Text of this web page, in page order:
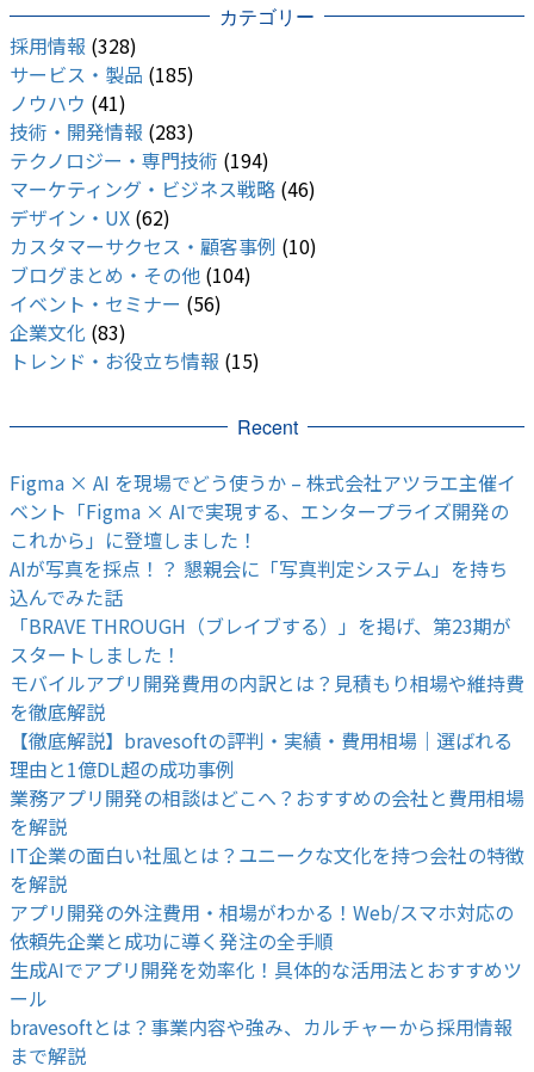
カテゴリー
採用情報 (328)
サービス・製品 (185)
ノウハウ (41)
技術・開発情報 (283)
テクノロジー・専門技術 (194)
マーケティング・ビジネス戦略 (46)
デザイン・UX (62)
カスタマーサクセス・顧客事例 (10)
ブログまとめ・その他 (104)
イベント・セミナー (56)
企業文化 (83)
トレンド・お役立ち情報 (15)
Recent
Figma × AI を現場でどう使うか – 株式会社アツラエ主催イ
ベント「Figma × AIで実現する、エンタープライズ開発の
これから」に登壇しました！
AIが写真を採点！？ 懇親会に「写真判定システム」を持ち
込んでみた話
「BRAVE THROUGH（ブレイブする）」を掲げ、第23期が
スタートしました！
モバイルアプリ開発費用の内訳とは？見積もり相場や維持費
を徹底解説
【徹底解説】bravesoftの評判・実績・費用相場｜選ばれる
理由と1億DL超の成功事例
業務アプリ開発の相談はどこへ？おすすめの会社と費用相場
を解説
IT企業の面白い社風とは？ユニークな文化を持つ会社の特徴
を解説
アプリ開発の外注費用・相場がわかる！Web/スマホ対応の
依頼先企業と成功に導く発注の全手順
生成AIでアプリ開発を効率化！具体的な活用法とおすすめツ
ール
bravesoftとは？事業内容や強み、カルチャーから採用情報
まで解説